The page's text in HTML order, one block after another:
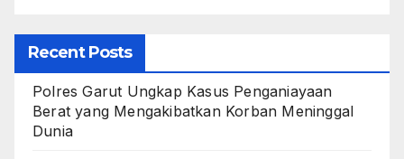
Recent Posts
Polres Garut Ungkap Kasus Penganiayaan
Berat yang Mengakibatkan Korban Meninggal
Dunia